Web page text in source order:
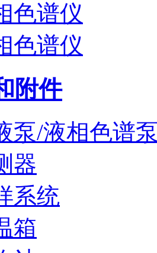
色谱仪
色谱仪
附件
泵/液相色谱
器
系统
箱